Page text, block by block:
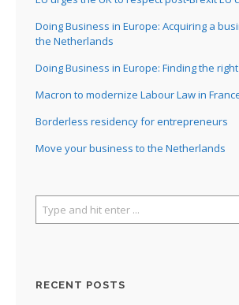
Doing Business in Europe: Acquiring a
the Netherlands
Doing Business in Europe: Finding the
Macron to modernize Labour Law in
Borderless residency for entrepreneurs
Move your business to the Netherlands
RECENT POSTS